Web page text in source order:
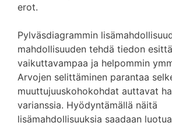
erot.
Pylväsdiagrammin
mahdollisuuden tehdä tiedon
vaikuttavampaa ja helpommin
Arvojen selittäminen parantaa
muuttujuuskohokohdat auttavat
varianssia. Hyödyntämällä näitä
lisämahdollisuuksia saadaan